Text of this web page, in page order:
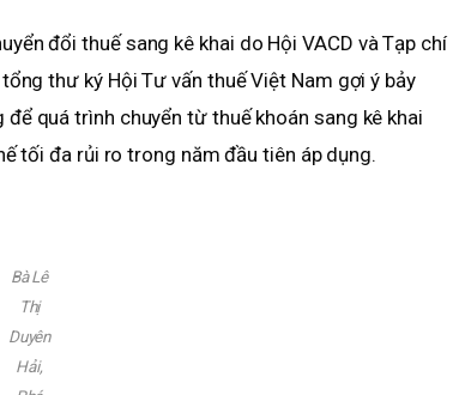
đổi thuế sang kê khai do Hội VACD và Tạp chí
thư ký Hội Tư vấn thuế Việt Nam gợi ý bảy
quá trình chuyển từ thuế khoán sang kê khai
tối đa rủi ro trong năm đầu tiên áp dụng.
Bà Lê
Thị
Duyên
Hải,